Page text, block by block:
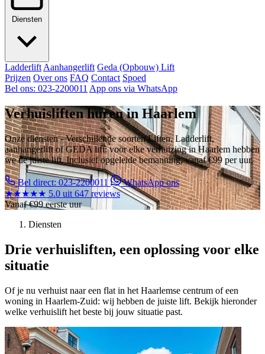
Diensten
Ladderlift Aanhangerlift Geda (Opbouw) Lift
Prijzen Over ons FAQ Contact Spoed
Bel ons: 023-2200011 App ons via WhatsApp
Verhuisliften huren in Haarlem
Onze diensten - Verschillende soorten Liften. Ladderlift,
aanhangerlift of GEDA lift: voor elke verhuizing in Haarlem hebben
we de juiste lift. Inclusief opgeleide bemanning, vanaf €99 per uur.
Bel direct: 023-2200011
WhatsApp ons
★★★★★ 5.0 uit 647 reviews
Vanaf €99 eerste uur
Diensten
Drie verhuisliften, een oplossing voor elke
situatie
Of je nu verhuist naar een flat in het Haarlemse centrum of een
woning in Haarlem-Zuid: wij hebben de juiste lift. Bekijk hieronder
welke verhuislift het beste bij jouw situatie past.